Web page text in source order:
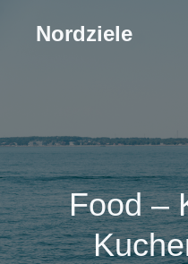
Nordziele
Food –